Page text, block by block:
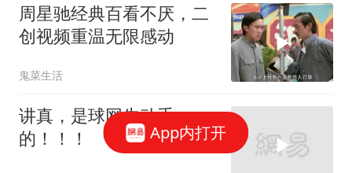
周星驰经典百看不厌，二
创视频重温无限感动
鬼菜生活
讲真，是球网先动手
的！！！
App内打开